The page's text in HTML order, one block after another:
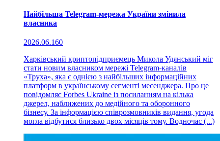
Найбільша Telegram-мережа України змінила
власника
2026.06.160
Харківський криптопідприємець Микола Удянський міг
стати новим власником мережі Telegram-каналів
«Труха», яка є однією з найбільших інформаційних
платформ в українському сегменті месенджера. Про це
повідомляє Forbes Ukraine із посиланням на кілька
джерел, наближених до медійного та оборонного
бізнесу. За інформацією співрозмовників видання, угода
могла відбутися близько двох місяців тому. Водночас (...)